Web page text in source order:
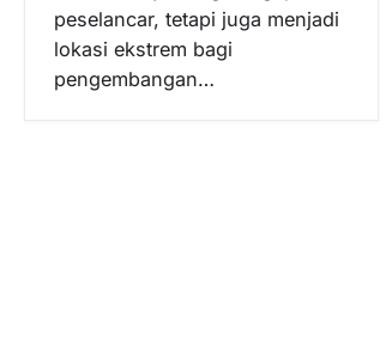
peselancar, tetapi juga menjadi
lokasi ekstrem bagi
pengembangan…